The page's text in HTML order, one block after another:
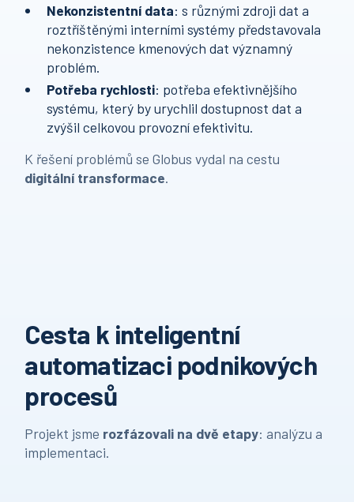
Nekonzistentní data: s různými zdroji dat a
roztříštěnými interními systémy představovala
nekonzistence kmenových dat významný
problém.
Potřeba rychlosti: potřeba efektivnějšího
systému, který by urychlil dostupnost dat a
zvýšil celkovou provozní efektivitu.
K řešení problémů se Globus vydal na cestu
digitální transformace.
Cesta k inteligentní
automatizaci podnikových
procesů
Projekt jsme rozfázovali na dvě etapy: analýzu a
implementaci.